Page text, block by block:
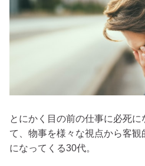
とにかく目の前の仕事に必死
て、物事を様々な視点から客観
になってくる30代。